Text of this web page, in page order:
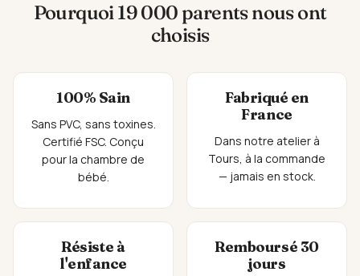
Pourquoi 19 000 parents nous ont
choisis
100% Sain
Sans PVC, sans toxines.
Certifié FSC. Conçu
pour la chambre de
bébé.
Fabriqué en
France
Dans notre atelier à
Tours, à la commande
— jamais en stock.
Résiste à
l'enfance
Remboursé 30
jours